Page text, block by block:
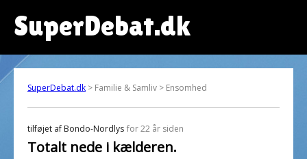
SuperDebat.dk
SuperDebat.dk > Familie & Samliv > Ensomhed
tilføjet af Bondo-Nordlys for 22 år siden
Totalt nede i kælderen.